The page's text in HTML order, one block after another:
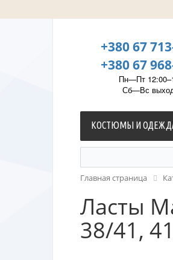
+380 67
+380 67
Пн—Пт
Сб—Вс
КОСТЮМЫ И
Главная страница
Ласты
38/41,